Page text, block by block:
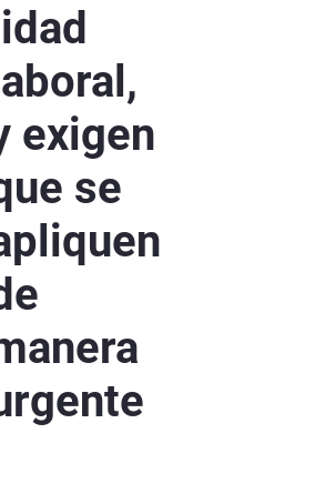
lidad
laboral,
exigen
se